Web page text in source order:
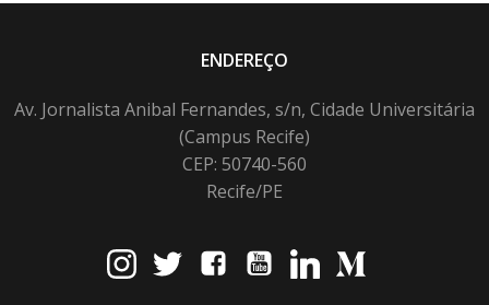
ENDEREÇO
Av. Jornalista Anibal Fernandes, s/n, Cidade Universitária
(Campus Recife)
CEP: 50740-560
Recife/PE